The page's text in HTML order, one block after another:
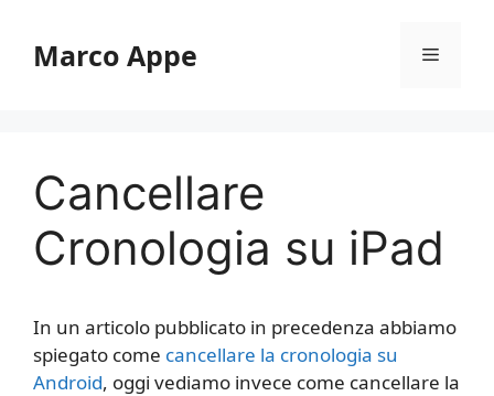
contenuto
Marco Appe Menu
Cancellare
Cronologia su iPad
In un articolo pubblicato in precedenza abbiamo
spiegato come cancellare la cronologia su
Android, oggi vediamo invece come cancellare la